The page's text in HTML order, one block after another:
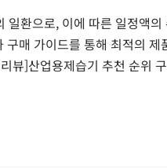
일환으로, 이에 따른 일정액
매 가이드를 통해 최적의
뷰]산업용제습기 추천 순위